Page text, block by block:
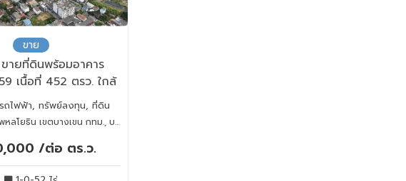
ขาย
ายที่ดินพร้อมอาคาร
เนื้อที่ 452 ตรว. ใกล้
รถไฟฟ้า
ถไฟฟ้า, ทรัพย์ลงทุน, ที่ดิน
ตบางเขน กทม., บางเขน, BANGKOK , 10220
/ต่อ ตร.ว.